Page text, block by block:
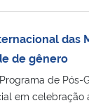
de gênero
de Pós-
em celebração